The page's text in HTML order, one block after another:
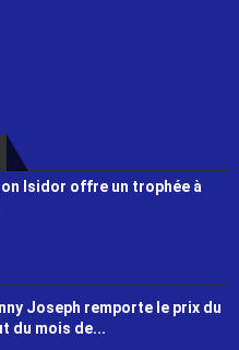
Isidor offre un trophée à
Joseph remporte le prix du
du mois de...